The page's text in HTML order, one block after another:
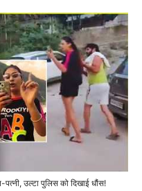
उल्टा पुलिस को दिखाई धौंस!